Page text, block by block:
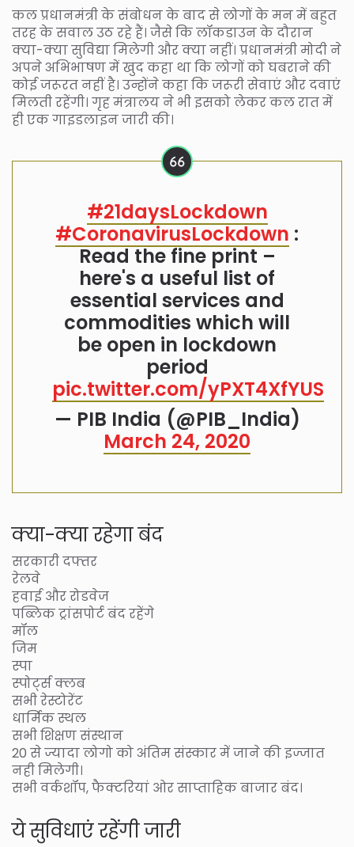
कल प्रधानमंत्री के संबोधन के बाद से लोगों के मन में बहुत
तरह के सवाल उठ रहे हैं। जैसे कि लॉकडाउन के दौरान
क्या-क्या सुविद्या मिलेगी और क्या नहीं। प्रधानमंत्री मोदी ने
अपने अभिभाषण में खुद कहा था कि लोगों को घबराने की
कोई जरूरत नहीं है। उन्होंने कहा कि जरूरी सेवाएं और दवाएं
मिलती रहेंगी। गृह मंत्रालय ने भी इसको लेकर कल रात में
ही एक गाइडलाइन जारी की।
#21daysLockdown
#CoronavirusLockdown :
Read the fine print –
here's a useful list of
essential services and
commodities which will
be open in lockdown
period
pic.twitter.com/yPXT4XfYUS
— PIB India (@PIB_India)
March 24, 2020
क्या-क्या रहेगा बंद
सरकारी दफ्तर
रेलवे
हवाई और रोडवेज
पब्लिक ट्रांसपोर्ट बंद रहेंगे
मॉल
जिम
स्पा
स्पोर्ट्स क्लब
सभी रेस्टोरेंट
धार्मिक स्थल
सभी शिक्षण संस्थान
20 से ज्यादा लोगो को अंतिम संस्कार में जाने की इज्जात
नही मिलेगी।
सभी वर्कशॉप, फैक्टरियां ओर साप्ताहिक बाजार बंद।
ये सुविधाएं रहेंगी जारी